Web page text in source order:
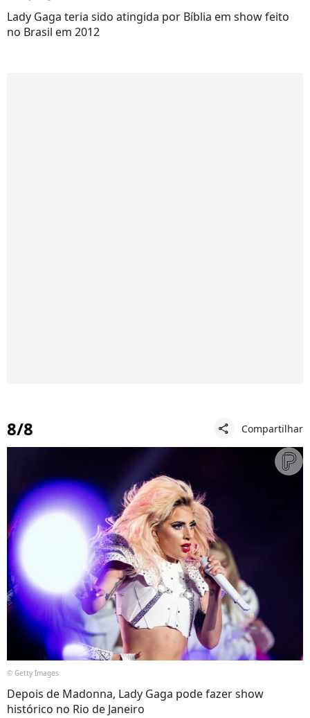
Lady Gaga teria sido atingida por Bíblia em show feito
no Brasil em 2012
8/8 share Compartilhar
© Getty Images
Depois de Madonna, Lady Gaga pode fazer show
histórico no Rio de Janeiro